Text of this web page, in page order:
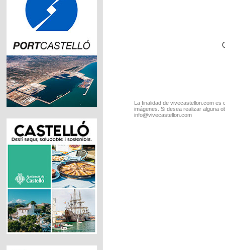
La finalidad de vivecastellon.com
imágenes. Si desea realizar alguna
info@vivecastellon.com